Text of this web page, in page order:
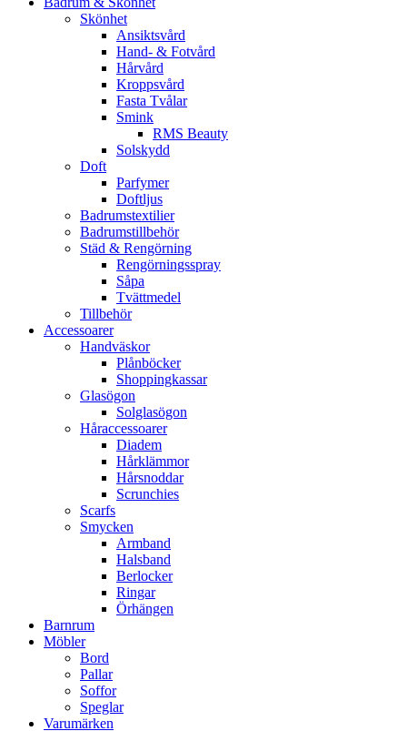
Skönhet
Ansiktsvård
Hand- & Fotvård
Hårvård
Kroppsvård
Fasta Tvålar
Smink
RMS Beauty
Solskydd
Doft
Parfymer
Doftljus
Badrumstextilier
Badrumstillbehör
Städ & Rengörning
Rengörningsspray
Såpa
Tvättmedel
Tillbehör
Accessoarer
Handväskor
Plånböcker
Shoppingkassar
Glasögon
Solglasögon
Håraccessoarer
Diadem
Hårklämmor
Hårsnoddar
Scrunchies
Scarfs
Smycken
Armband
Halsband
Berlocker
Ringar
Örhängen
Barnrum
Möbler
Bord
Pallar
Soffor
Speglar
Varumärken